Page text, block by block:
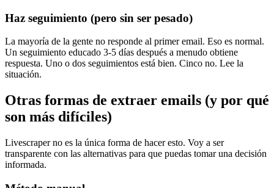
Haz seguimiento (pero sin ser pesado)
La mayoría de la gente no responde al primer email. Eso es normal.
Un seguimiento educado 3-5 días después a menudo obtiene
respuesta. Uno o dos seguimientos está bien. Cinco no. Lee la
situación.
Otras formas de extraer emails (y por qué
son más difíciles)
Livescraper no es la única forma de hacer esto. Voy a ser
transparente con las alternativas para que puedas tomar una decisión
informada.